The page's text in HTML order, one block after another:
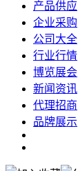
产品供应
企业采购
公司大全
行业行情
博览展会
新闻资讯
代理招商
品牌展示